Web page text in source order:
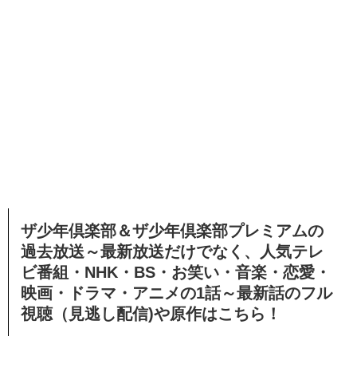
ザ少年倶楽部＆ザ少年倶楽部プレミアムの
過去放送～最新放送だけでなく、人気テレ
ビ番組・NHK・BS・お笑い・音楽・恋愛・
映画・ドラマ・アニメの1話～最新話のフル
視聴（見逃し配信)や原作はこちら！